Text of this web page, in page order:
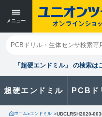
メニュー
「超硬エンドミル」 の検索は
超硬エンドミル PCBド
閉じる
お気に入り クイ
製品に関する
ホーム>エンドミル >UDCLRSH2020-